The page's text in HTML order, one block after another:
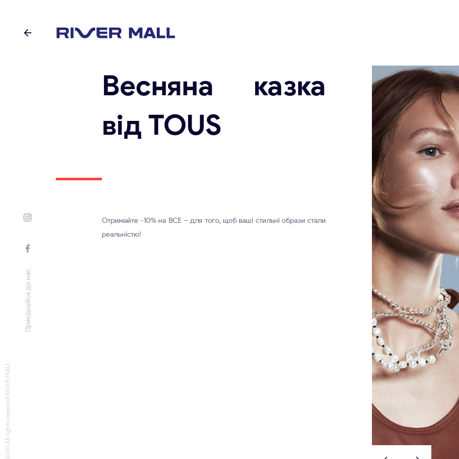
Приєднуйся до нас
© 2020 All rights reserved RIVER MALL
Весняна казка
від TOUS
Отримайте -10% на ВСЕ – для того, щоб ваші стильні образи стали
реальністю!